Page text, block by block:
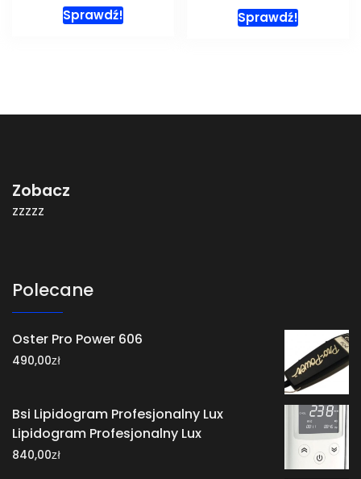
Sprawdź! Sprawdź!
Zobacz
zzzzz
Polecane
Oster Pro Power 606
490,00zł
Bsi Lipidogram Profesjonalny Lux
Lipidogram Profesjonalny Lux
840,00zł